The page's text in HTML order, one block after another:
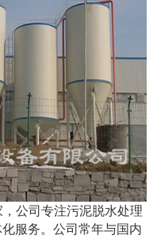
公司专注污泥脱水处理
服务。公司常年与国内